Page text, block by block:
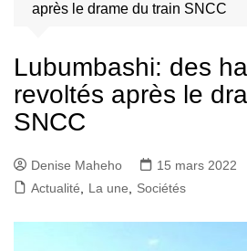
après le drame du train SNCC
Lubumbashi: des
revoltés après le
SNCC
Denise Maheho
15 mars 2022
Actualité
La une Sociétés